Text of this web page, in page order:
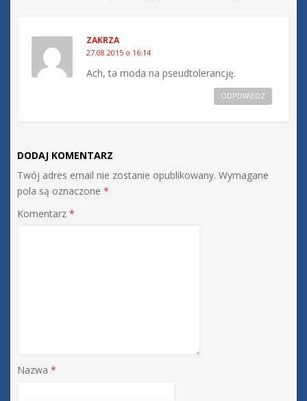
ZAKRZA
27.08.2015 o 16:14
Ach, ta moda na pseudtolerancję.
ODPOWIEDZ
DODAJ KOMENTARZ
Twój adres email nie zostanie opublikowany. Wymagane
pola są oznaczone *
Komentarz *
Nazwa *